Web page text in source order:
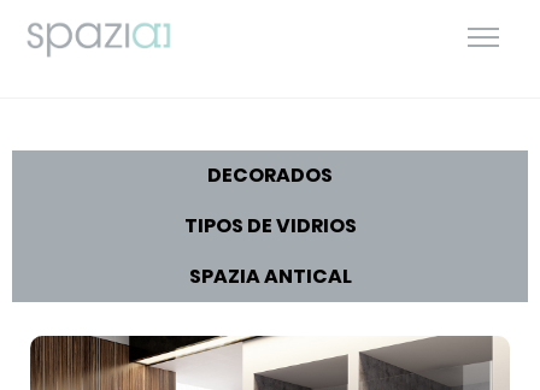
DECORADOS
TIPOS DE VIDRIOS
SPAZIA ANTICAL